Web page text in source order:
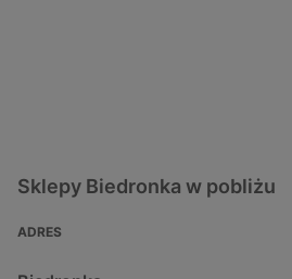
Sklepy Biedronka w pobliżu
ADRES